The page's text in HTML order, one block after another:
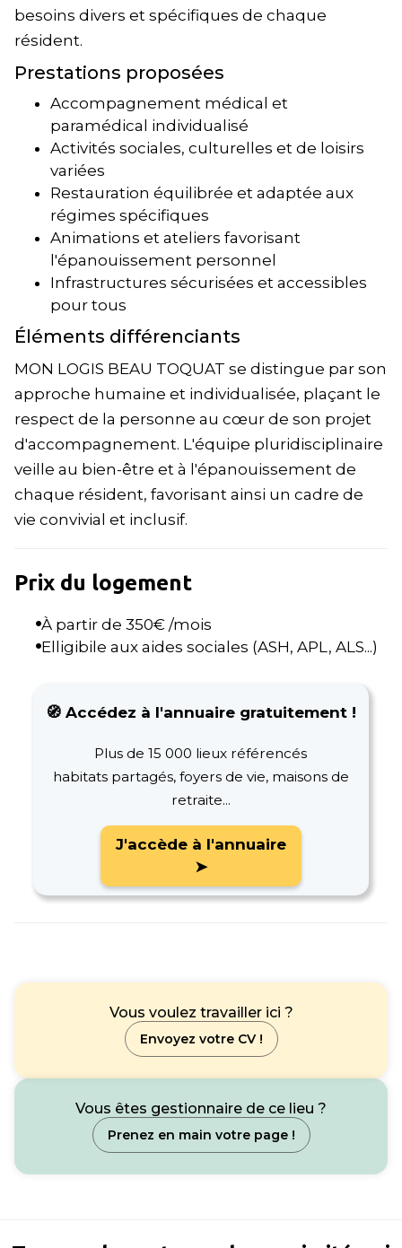
besoins divers et spécifiques de chaque
résident.
Prestations proposées
Accompagnement médical et
paramédical individualisé
Activités sociales, culturelles et de loisirs
variées
Restauration équilibrée et adaptée aux
régimes spécifiques
Animations et ateliers favorisant
l'épanouissement personnel
Infrastructures sécurisées et accessibles
pour tous
Éléments différenciants
MON LOGIS BEAU TOQUAT se distingue par son
approche humaine et individualisée, plaçant le
respect de la personne au cœur de son projet
d'accompagnement. L'équipe pluridisciplinaire
veille au bien-être et à l'épanouissement de
chaque résident, favorisant ainsi un cadre de
vie convivial et inclusif.
Prix du logement
À partir de 350€ /mois
Elligibile aux aides sociales (ASH, APL, ALS...)
🧭 Accédez à l'annuaire gratuitement !
Plus de 15 000 lieux référencés
habitats partagés, foyers de vie, maisons de
retraite...
J'accède à l'annuaire
➤
Vous voulez travailler ici ?
Envoyez votre CV !
Vous êtes gestionnaire de ce lieu ?
Prenez en main votre page !